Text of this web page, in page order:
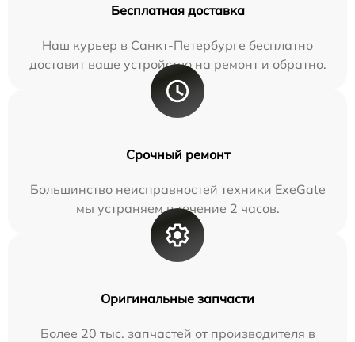
Бесплатная доставка
Наш курьер в Санкт-Петербурге бесплатно
доставит ваше устройство на ремонт и обратно.
Срочный ремонт
Большинство неисправностей техники ExeGate
мы устраняем в течение 2 часов.
Оригинальные запчасти
Более 20 тыс. запчастей от производителя в